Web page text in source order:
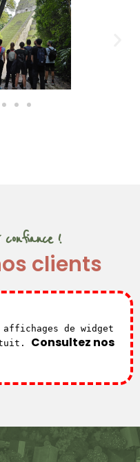
!
clients
de widget
Consultez nos